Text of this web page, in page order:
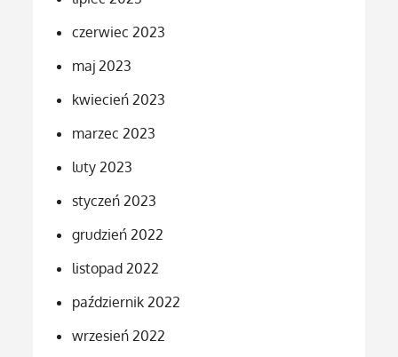
czerwiec 2023
maj 2023
kwiecień 2023
marzec 2023
luty 2023
styczeń 2023
grudzień 2022
listopad 2022
październik 2022
wrzesień 2022